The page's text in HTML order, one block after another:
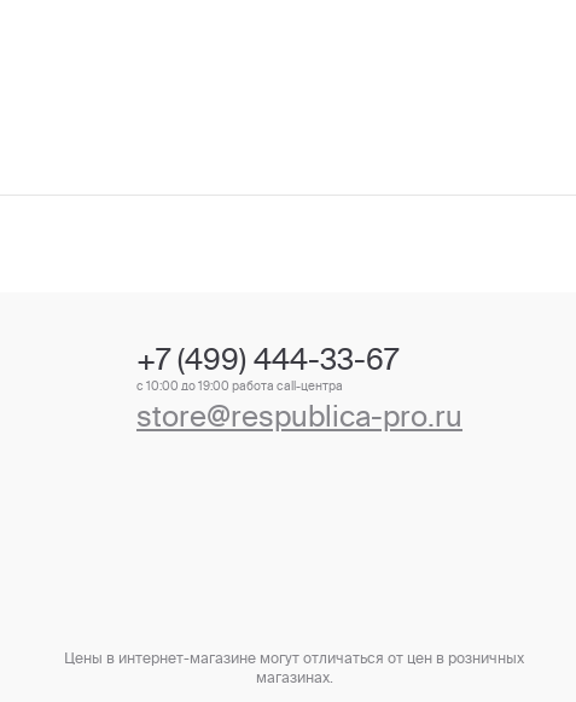
+7 (499) 444-33-67
с 10:00 до 19:00 работа call-центра
store@respublica-pro.ru
Цены в интернет-магазине могут отличаться от цен в розничных
магазинах.